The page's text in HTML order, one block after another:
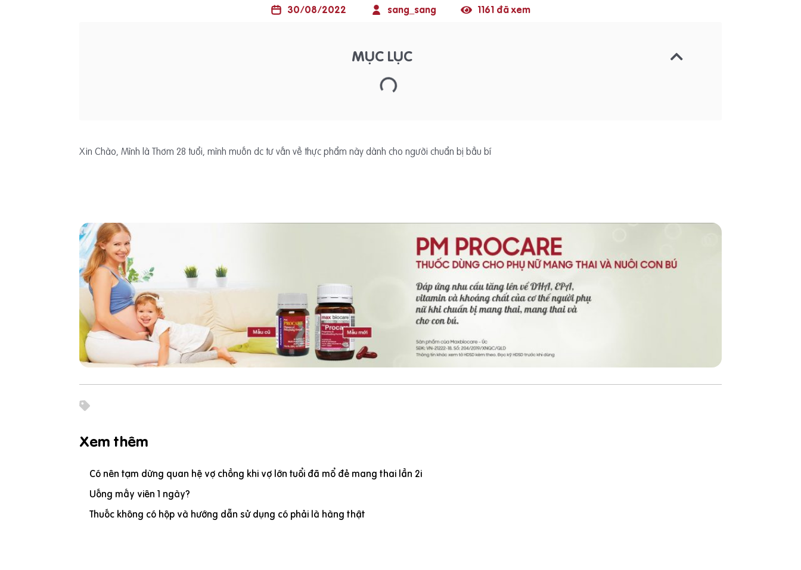
30/08/2022 sang_sang 1161 đã xem
MỤC LỤC
Xin Chào, Mình là Thơm 28 tuổi, mình muốn dc tư vấn về thực phẩm này dành cho người chuẩn bị bầu bí
Xem thêm
Có nên tạm dừng quan hệ vợ chồng khi vợ lớn tuổi đã mổ đẻ mang thai lần 2i
Uống mấy viên 1 ngày?
Thuốc không có hộp và hướng dẫn sử dụng có phải là hàng thật